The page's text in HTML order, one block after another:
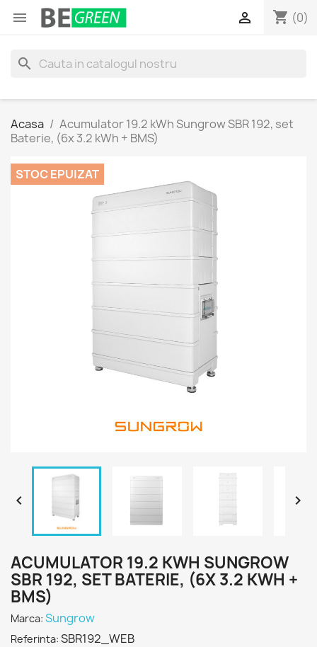
 shopping_cart (0)

search
Acasa
Acumulator 19.2 kWh Sungrow SBR 192, set
Baterie, (6x 3.2 kWh + BMS)
STOC EPUIZAT
 
ACUMULATOR 19.2 KWH SUNGROW
SBR 192, SET BATERIE, (6X 3.2 KWH +
BMS)
Marca: Sungrow
Referinta: SBR192_WEB